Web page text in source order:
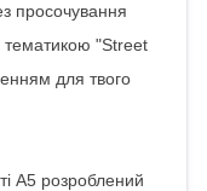
просочування
тематикою "Street
для твого
А5 розроблений